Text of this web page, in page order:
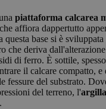
piattaforma calcarea
affiora dappertutto
questa base si è sviluppata
che deriva
di ferro. È sottile,
il calcare compatto, e
fessure del substrato.
del terreno, l'argilla